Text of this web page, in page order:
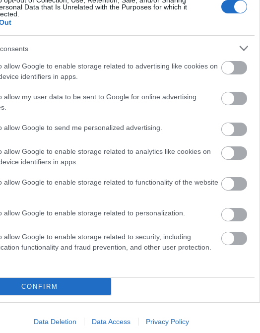
Data that Is Unrelated with the Purposes for which it
allow Google to enable storage related to advertising like cookies on
identifiers in apps.
allow my user data to be sent to Google for online advertising
allow Google to send me personalized advertising.
allow Google to enable storage related to analytics like cookies on
identifiers in apps.
allow Google to enable storage related to functionality of the website
allow Google to enable storage related to personalization.
allow Google to enable storage related to security, including
functionality and fraud prevention, and other user protection.
CONFIRM
Data Deletion Data Access Privacy Policy
χώρο. Ένα παιδί δένει τα μάτια του και προσπαθεί να πιάσει
τη μία άκρη τόσων σχοινιών όσοι και οι πρόσκοποι
στο έδαφος και περνούν το αριστερό τους χέρι αριστερότερα
ένα σακούλι στον ώμο του. Το αφήνει στο έδαφος και αρχίζει να
τόσα όσα και τα παιδιά Περιγραφή: Μοιράζονται τα χαρτιά και με